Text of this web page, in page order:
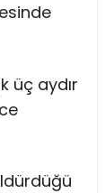
üç aydır